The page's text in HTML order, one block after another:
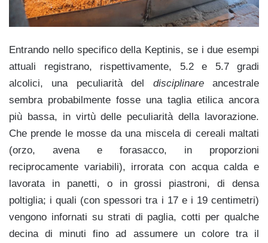
Entrando nello specifico della Keptinis, se i due esempi
attuali registrano, rispettivamente, 5.2 e 5.7 gradi
alcolici, una peculiarità del disciplinareancestrale
sembra probabilmente fosse una taglia etilica ancora
più bassa, in virtù delle peculiarità della lavorazione.
Che prende le mosse da una miscela di cereali maltati
(orzo, avena e forasacco, in proporzioni
reciprocamente variabili), irrorata con acqua calda e
lavorata in panetti, o in grossi piastroni, di densa
poltiglia; i quali (con spessori tra i 17 e i 19 centimetri)
vengono infornati su strati di paglia, cotti per qualche
decina di minuti fino ad assumere un colore tra il